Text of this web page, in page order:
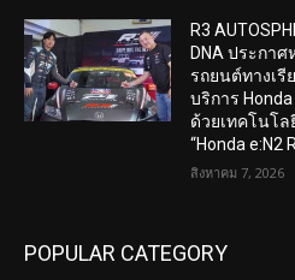
R3
DNA ประกา
รถยนต์ทางเ
บริการ
ด้วยเทคโนโ
“Honda e:N2
สิงหาคม 7, 2026
POPULAR CATEGORY